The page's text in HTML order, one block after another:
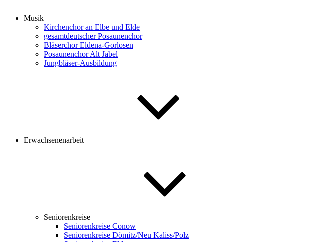
Musik
Kirchenchor an Elbe und Elde
gesamtdeutscher Posaunenchor
Bläserchor Eldena-Gorlosen
Posaunenchor Alt Jabel
Jungbläser-Ausbildung
Erwachsenenarbeit
Seniorenkreise
Seniorenkreise Conow
Seniorenkreise Dömitz/Neu Kaliss/Polz